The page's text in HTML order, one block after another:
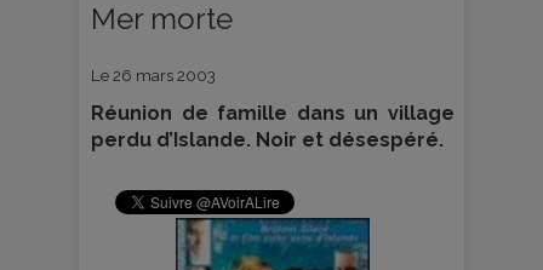
Mer morte
Le 26 mars 2003
Réunion de famille dans un village
perdu d’Islande. Noir et désespéré.